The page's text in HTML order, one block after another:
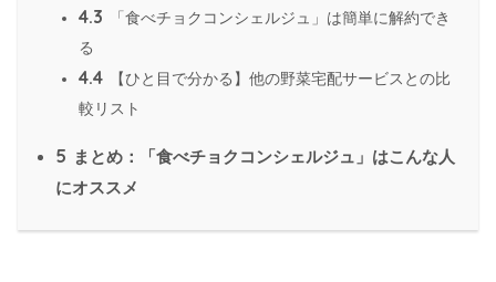
4.3
「食べチョクコンシェルジュ」は簡単に解約でき
る
4.4
【ひと目で分かる】他の野菜宅配サービスとの比
較リスト
5 まとめ：「食べチョクコンシェルジュ」はこんな人
にオススメ